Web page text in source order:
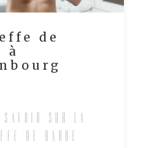
de
à
SAVOIR SUR LA
DE BARBE